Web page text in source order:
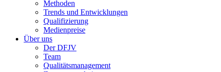
Methoden
Trends und Entwicklungen
Qualifizierung
Medienpreise
Über uns
Der DFJV
Team
Qualitätsmanagement